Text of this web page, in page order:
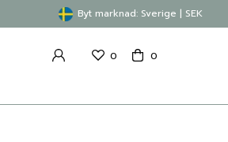
Byt marknad: Sverige | SEK
0
0